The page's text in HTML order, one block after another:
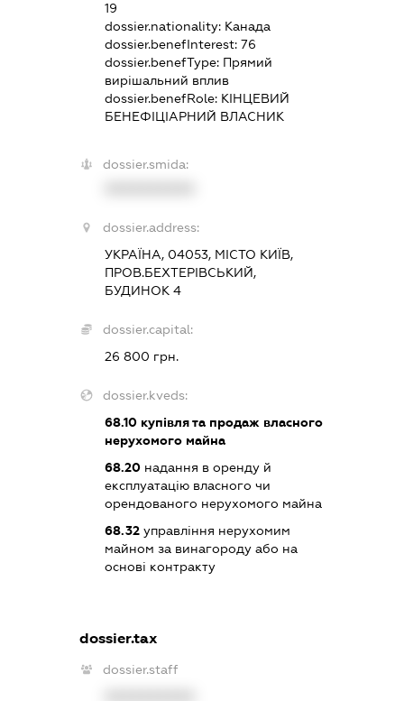
19
dossier.nationality: Канада
dossier.benefInterest:76
dossier.benefType: Прямий
вирішальний вплив
dossier.benefRole: КІНЦЕВИЙ
БЕНЕФІЦІАРНИЙ ВЛАСНИК
dossier.smida:
dossier.address:
УКРАЇНА, 04053, МІСТО КИЇВ,
ПРОВ.БЕХТЕРІВСЬКИЙ,
БУДИНОК 4
dossier.capital:
26 800 грн.
dossier.kveds:
68.10 купівля та продаж власного
нерухомого майна
68.20 надання в оренду й
експлуатацію власного чи
орендованого нерухомого майна
68.32 управління нерухомим
майном за винагороду або на
основі контракту
dossier.tax
dossier.staff